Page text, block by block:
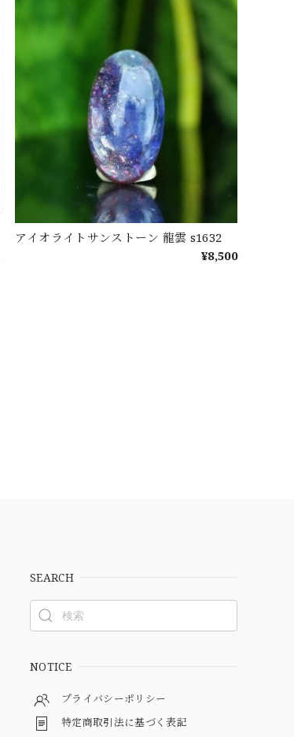
アイオライトサンストーン 龍雲 s1632
¥8,500
SEARCH
NOTICE
プライバシーポリシー
特定商取引法に基づく表記